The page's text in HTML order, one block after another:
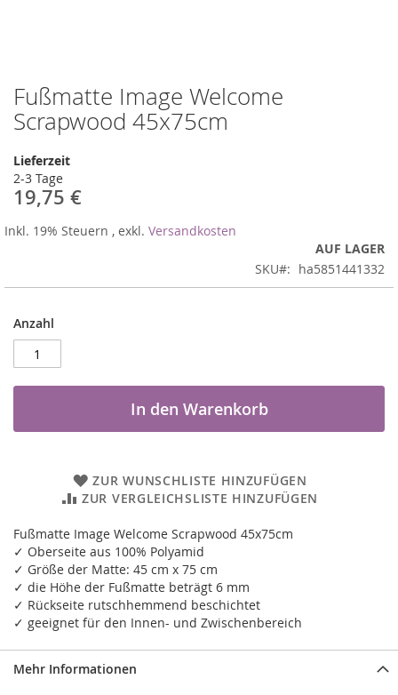
Fußmatte Image Welcome
Scrapwood 45x75cm
Lieferzeit
2-3 Tage
19,75 €
Inkl. 19% Steuern , exkl. Versandkosten
AUF LAGER
SKU
ha5851441332
Anzahl
In den Warenkorb
ZUR WUNSCHLISTE HINZUFÜGEN
ZUR VERGLEICHSLISTE HINZUFÜGEN
Fußmatte Image Welcome Scrapwood 45x75cm
✓ Oberseite aus 100% Polyamid
✓ Größe der Matte: 45 cm x 75 cm
✓ die Höhe der Fußmatte beträgt 6 mm
✓ Rückseite rutschhemmend beschichtet
✓ geeignet für den Innen- und Zwischenbereich
Zum
Anfang
der
springen
Mehr Informationen